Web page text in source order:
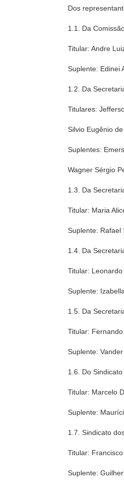
Dos
1.1. Da
Titular: Andre
Suplente: Edinei
1.2. Da
Titulares:
Silvio Eugênio
Suplentes:
Wagner Sérgio
1.3. Da
Titular: Maria
Suplente: Rafael
1.4. Da
Titular:
Suplente:
1.5. Da
Titular:
Suplente:
1.6. Do
Titular: Marcelo
Suplente:
1.7. Sindicato
Titular:
Suplente: